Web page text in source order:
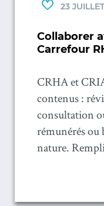
23
Collaborer
Carrefour
CRHA et
contenus :
consultation
rémunérés ou
nature.